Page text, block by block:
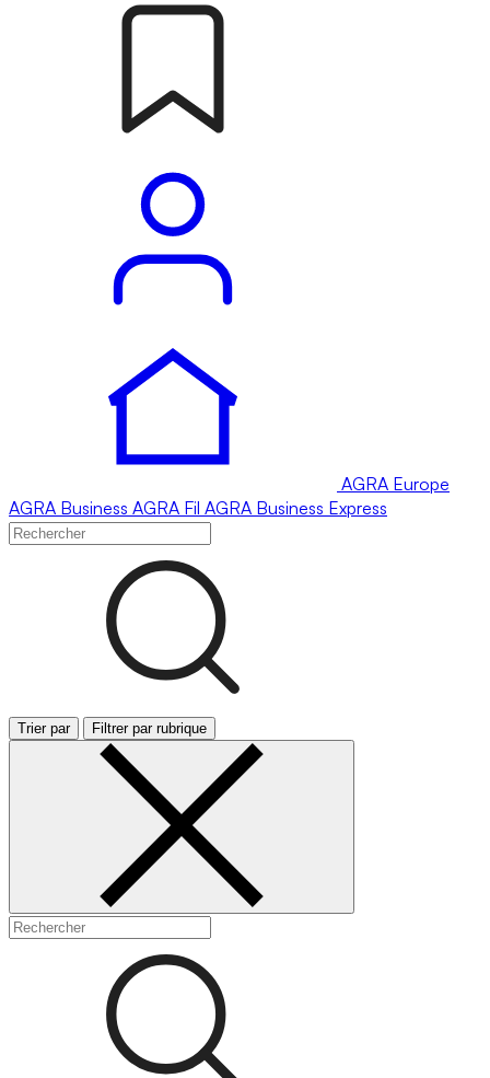
AGRA Europe
AGRA Business AGRA Fil AGRA Business Express
Trier par Filtrer par rubrique